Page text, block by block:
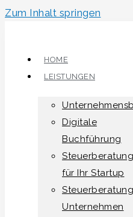
Zum Inhalt springen
HOME
LEISTUNGEN
Digitale
Buchführung
Steuerberatung
für Ihr Startup
Steuerberatung
Unternehmen